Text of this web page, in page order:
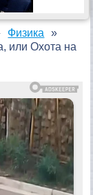
Физика
или Охота на